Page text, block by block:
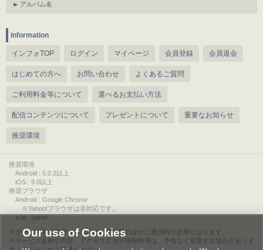
アルバム名
information
インフォTOP ログイン マイページ 会員登録 会員退会
はじめての方へ お問い合わせ よくあるご質問
ご利用料金等について 選べるお支払い方法
配信コンテンツについて プレゼントについて 重要なお知らせ
推奨環境
推奨環境
Android : 5.0.2以上
iOS : 9.0以上
推奨ブラウザ
Android : Google Chrome
※Yahoo!ブラウザは非対応です。
iOS : Safari
サービスをご利用されるには、情報料のほかに通信料が必要になります。
サービス名称や内容、アクセス方法や情報料等は、予告なく変更する場合がありま
Our use of Cookies